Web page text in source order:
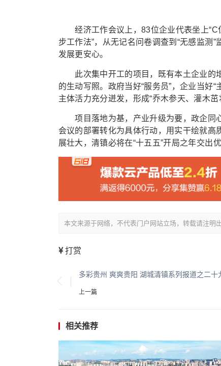
经济工作会议上，83位企业代表坐上“C
步工作法”，从无记名问卷调查到“无感监测
发展更安心。
此次集中开工的项目，既有本土企业的
的生动写照。政府当好“服务员”，企业当好
主体活力充分迸发，形成“乔木参天、灌木茁
项目落地为基，产业升级为要，政企同
会议的部署转化为具体行动，用实干绘就
展壮大，清镇必将在“十五五”开局之年交出
本文来源于网络，不代表门户网站立场，转载请注明
打赏
多彩贵州 爽爽贵阳 湖城清镇系列报道之二十
上一篇
相关推荐